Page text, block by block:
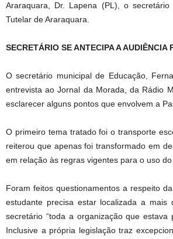
Araraquara, Dr. Lapena (PL), o
Tutelar de Araraquara.
SECRETÁRIO SE ANTECIPA A AUDIÊNCIA
O secretário municipal de Educação,
entrevista ao Jornal da Morada, da Rádio
esclarecer alguns pontos que envolvem a
O primeiro tema tratado foi o transporte
reiterou que apenas foi transformado em
em relação às regras vigentes para o uso
Foram feitos questionamentos a respeito
estudante precisa estar localizada a
secretário “toda a organização que
Inclusive a própria legislação traz